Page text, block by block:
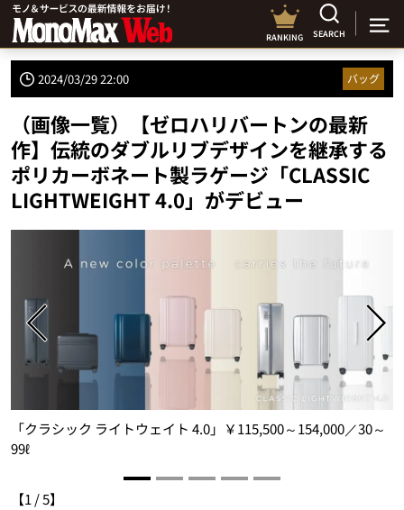
RANKING SEARCH
2024/03/29 22:00 バッグ
（画像一覧）【ゼロハリバートンの最新
作】伝統のダブルリブデザインを継承する
ポリカーボネート製ラゲージ「CLASSIC
LIGHTWEIGHT 4.0」がデビュー
「クラシック ライトウェイト 4.0」￥115,500～154,000／30～
99ℓ
【1 /5】